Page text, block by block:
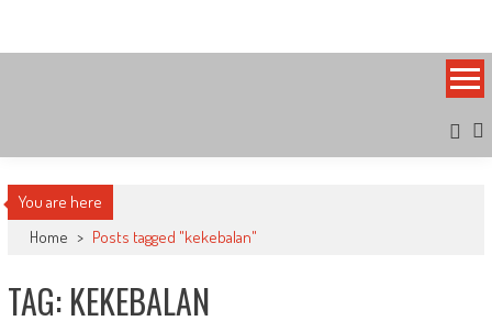
content
You are here
Home > Posts tagged "kekebalan"
TAG: KEKEBALAN